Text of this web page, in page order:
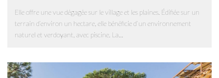
Elle offre une vue dégagée sur le village et les plaines. Édifiée sur un
terrain d’environ un hectare, elle bénéficie d’un environnement
naturel et verdoyant, avec piscine. La...